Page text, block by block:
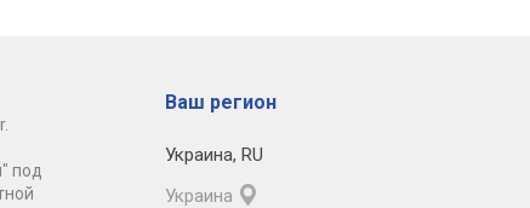
под
Ваш регион
Украина, RU
Украина